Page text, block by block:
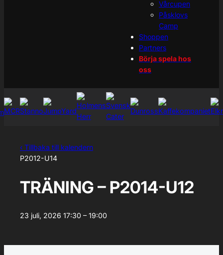
Vårcupen
Påsklovs
Camp
Shoppen
Partners
Börja spela hos
oss
‹ Tillbaka till kalendern
P2012-U14
TRÄNING – P2014-U12
23 juli, 2026 17:30 – 19:00